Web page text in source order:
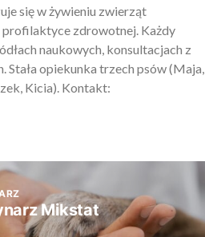
się w żywieniu zwierząt
profilaktyce zdrowotnej. Każdy
naukowych, konsultacjach z
Stała opiekunka trzech psów (Maja,
Kicia). Kontakt:
Mikstat